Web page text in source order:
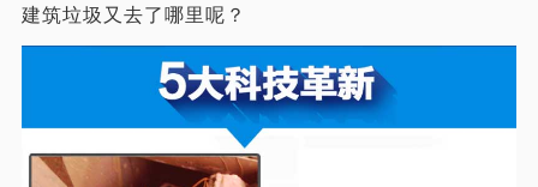
建筑垃圾又去了哪里呢？